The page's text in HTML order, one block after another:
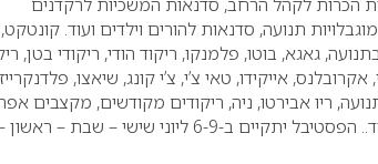
תנועה, סדנאות להורים וילדים ועוד. קונטקט,
גאגא, בוטו, פלמנקו, ריקוד הודי, ריקודי בטן,
אייקידו, טאי צ’י, צ’י קונג, שיאצו,
ריו אבירטו, ניה, ריקודים מקודשים, מקצבים
הפסטיבל יתקיים ב-6-9 ליוני שישי – שבת –